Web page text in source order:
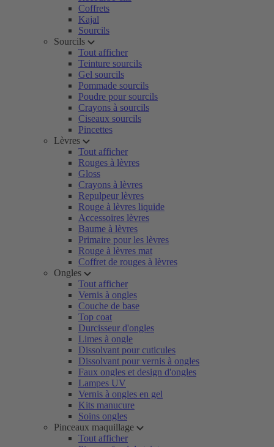
Coffrets
Kajal
Sourcils
Sourcils
Tout afficher
Teinture sourcils
Gel sourcils
Pommade sourcils
Poudre pour sourcils
Crayons à sourcils
Ciseaux sourcils
Pincettes
Lèvres
Tout afficher
Rouges à lèvres
Gloss
Crayons à lèvres
Repulpeur lèvres
Rouge à lèvres liquide
Accessoires lèvres
Baume à lèvres
Primaire pour les lèvres
Rouge à lèvres mat
Coffret de rouges à lèvres
Ongles
Tout afficher
Vernis à ongles
Couche de base
Top coat
Durcisseur d'ongles
Limes à ongle
Dissolvant pour cuticules
Dissolvant pour vernis à ongles
Faux ongles et design d'ongles
Lampes UV
Vernis à ongles en gel
Kits manucure
Soins ongles
Pinceaux maquillage
Tout afficher